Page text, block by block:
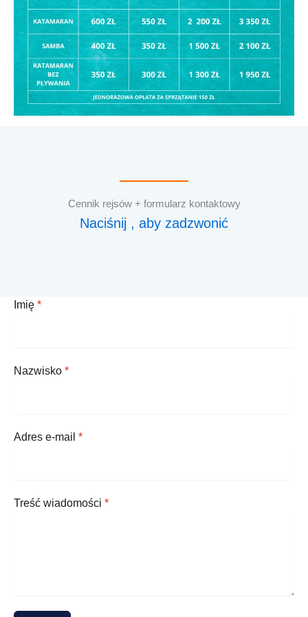
Cennik rejsów + formularz kontaktowy
Naciśnij , aby zadzwonić
Imię *
Nazwisko *
Adres e-mail *
Treść wiadomości *